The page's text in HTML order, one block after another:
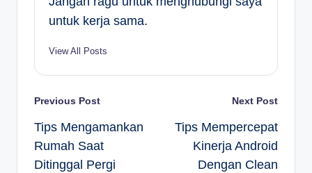
untuk kerja sama.
View All Posts
Post
navigation
Previous Post
Tips Mengamankan
Rumah Saat
Ditinggal Pergi
Next Post
Tips Mempercepat
Kinerja Android
Dengan Clean